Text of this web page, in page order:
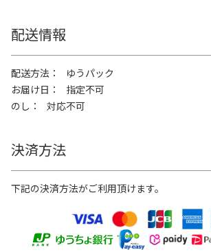
配送情報
配送方法
ゆうパック
お届け日
指定不可
のし
対応不可
決済方法
下記の決済方法がご利用頂けます。